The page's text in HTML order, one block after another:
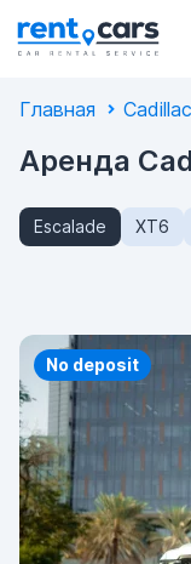
Главная Cadillac
Аренда
Escalade XT6
Priority
No deposit